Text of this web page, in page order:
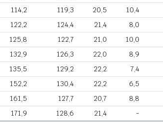
114,2 119,3 20,5
10,4
122,2 124,4 21,4
8,0
125,8 122,7 21,0
10,0
132,9 126,3 22,0
8,9
135,5 129,2 22,2
7,4
152,2 130,4 22,2
6,5
161,5 127,7 20,7
8,8
171,9 128,6 21,4 -